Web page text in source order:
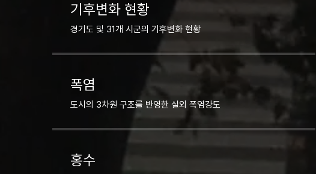
기후변화 현황
경기도 및 31개 시군의 기후변화 현황
폭염
도시의 3차원 구조를 반영한 실외 폭염강도
홍수